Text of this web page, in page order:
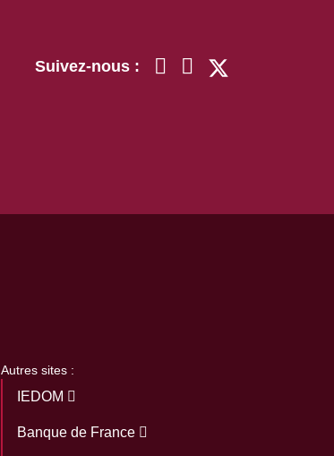
Suivez-nous :
Autres sites :
IEDOM
Banque de France